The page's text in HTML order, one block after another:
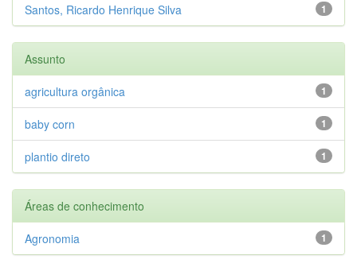
1
Santos, Ricardo Henrique Silva
Assunto
1
agricultura orgânica
1
baby corn
1
plantio direto
Áreas de conhecimento
1
Agronomia